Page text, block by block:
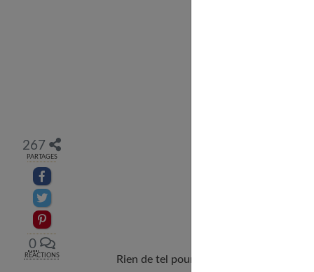
267
PARTAGES
Partager sur facebook
Partager sur Twitter
Epingler sur Pinterest
0
RÉACTIONS Rien de tel pour remonter le moral